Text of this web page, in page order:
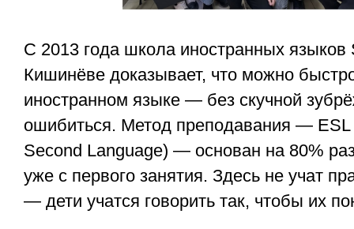
С 2013 года школа иностранных языков
Кишинёве доказывает, что можно
иностранном языке — без скучной
ошибиться. Метод преподавания — ESL
Second Language) — основан на 80%
уже с первого занятия. Здесь не учат
— дети учатся говорить так, чтобы их